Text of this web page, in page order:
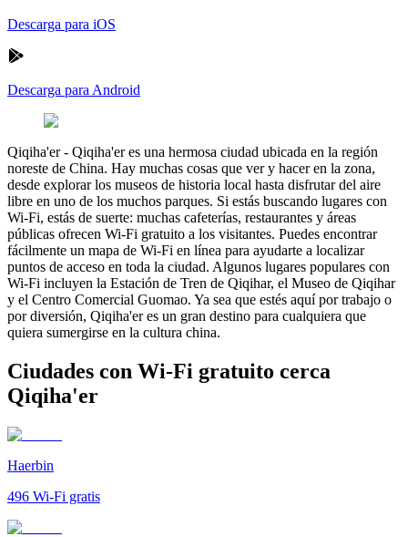
Descarga para iOS
Descarga para Android
Qiqiha'er- Qiqiha'er es una hermosa ciudad ubicada en la región
noreste de China. Hay muchas cosas que ver y hacer en la zona,
desde explorar los museos de historia local hasta disfrutar del aire
libre en uno de los muchos parques. Si estás buscando lugares con
Wi-Fi, estás de suerte: muchas cafeterías, restaurantes y áreas
públicas ofrecen Wi-Fi gratuito a los visitantes. Puedes encontrar
fácilmente un mapa de Wi-Fi en línea para ayudarte a localizar
puntos de acceso en toda la ciudad. Algunos lugares populares con
Wi-Fi incluyen la Estación de Tren de Qiqihar, el Museo de Qiqihar
y el Centro Comercial Guomao. Ya sea que estés aquí por trabajo o
por diversión, Qiqiha'er es un gran destino para cualquiera que
quiera sumergirse en la cultura china.
Ciudades con Wi-Fi gratuito cerca
Qiqiha'er
Haerbin
496 Wi-Fi gratis